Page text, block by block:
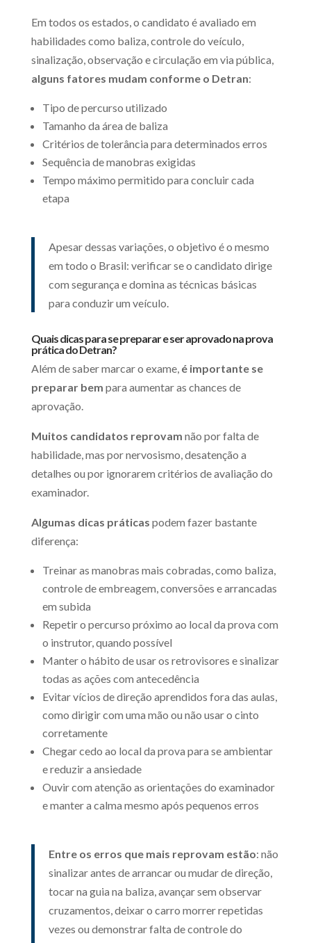
Em todos os estados, o candidato é avaliado em
habilidades como baliza, controle do veículo,
sinalização, observação e circulação em via pública,
alguns fatores mudam conforme o Detran:
Tipo de percurso utilizado
Tamanho da área de baliza
Critérios de tolerância para determinados erros
Sequência de manobras exigidas
Tempo máximo permitido para concluir cada
etapa
Apesar dessas variações, o objetivo é o mesmo
em todo o Brasil: verificar se o candidato dirige
com segurança e domina as técnicas básicas
para conduzir um veículo.
Quais dicas para se preparar e ser aprovado na prova
prática do Detran?
Além de saber marcar o exame, é importante se
preparar bem para aumentar as chances de
aprovação.
Muitos candidatos reprovam não por falta de
habilidade, mas por nervosismo, desatenção a
detalhes ou por ignorarem critérios de avaliação do
examinador.
Algumas dicas práticas podem fazer bastante
diferença:
Treinar as manobras mais cobradas, como baliza,
controle de embreagem, conversões e arrancadas
em subida
Repetir o percurso próximo ao local da prova com
o instrutor, quando possível
Manter o hábito de usar os retrovisores e sinalizar
todas as ações com antecedência
Evitar vícios de direção aprendidos fora das aulas,
como dirigir com uma mão ou não usar o cinto
corretamente
Chegar cedo ao local da prova para se ambientar
e reduzir a ansiedade
Ouvir com atenção as orientações do examinador
e manter a calma mesmo após pequenos erros
Entre os erros que mais reprovam estão: não
sinalizar antes de arrancar ou mudar de direção,
tocar na guia na baliza, avançar sem observar
cruzamentos, deixar o carro morrer repetidas
vezes ou demonstrar falta de controle do